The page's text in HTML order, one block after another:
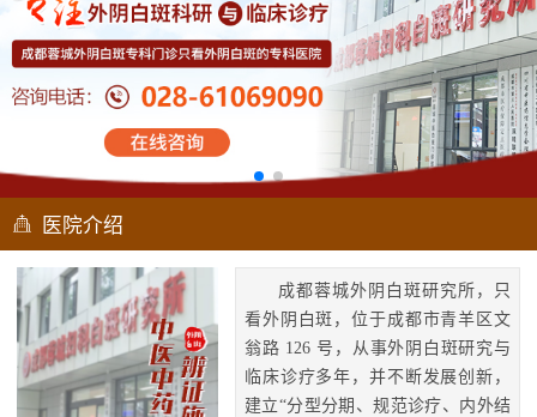
医院介绍
成都蓉城外阴白斑研究所，只
看外阴白斑，位于成都市青羊区文
翁路 126 号，从事外阴白斑研究与
临床诊疗多年，并不断发展创新，
建立“分型分期、规范诊疗、内外结